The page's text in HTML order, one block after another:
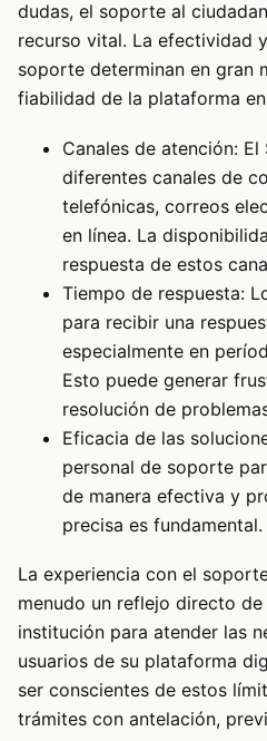
dudas, el soporte al
recurso vital. La efectividad
soporte determinan en gran
fiabilidad de la plataforma
Canales de atención:
diferentes canales de
telefónicas, correos
en línea. La
respuesta de estos
Tiempo de respuesta:
para recibir una
especialmente en
Esto puede generar
resolución de
Eficacia de las
personal de soporte
de manera efectiva y
precisa es fundamental.
La experiencia con el
menudo un reflejo directo
institución para atender las
usuarios de su plataforma
ser conscientes de estos
trámites con antelación,